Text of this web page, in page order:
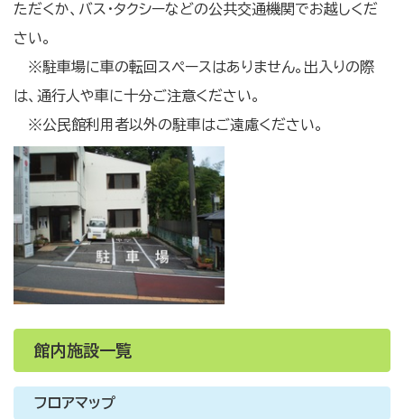
ただくか、バス・タクシーなどの公共交通機関でお越しくだ
さい。
※駐車場に車の転回スペースはありません。出入りの際
は、通行人や車に十分ご注意ください。
※公民館利用者以外の駐車はご遠慮ください。
館内施設一覧
フロアマップ